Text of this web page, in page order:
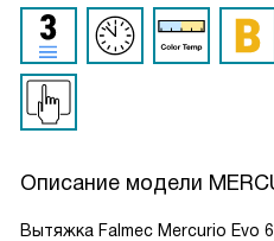
Описание модели
Вытяжка Falmec Mercurio